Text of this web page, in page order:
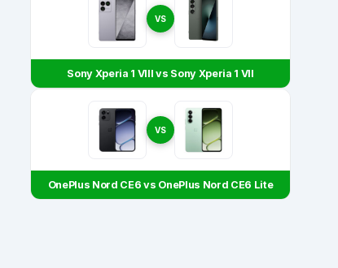
VS
Sony Xperia 1 VIII vs Sony Xperia 1 VII
VS
OnePlus Nord CE6 vs OnePlus Nord CE6 Lite